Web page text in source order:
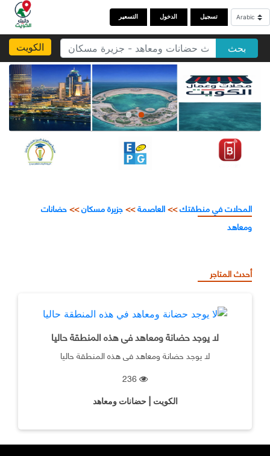
التسعير الدخول تسجيل
الكويت بحث
المحلات في منطقتك>>العاصمة>>جزيرة مسكان>>حضانات
ومعاهد
أحدث المتاجر
لا يوجد حضانة ومعاهد في هذه المنطقة حاليا
لا يوجد حضانة ومعاهد في هذه المنطقة حاليا
الكويت | حضانات ومعاهد